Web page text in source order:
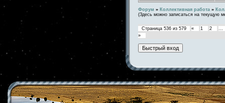
Форум » Коллективная работа »
(Здесь можно записаться на текущую
Страница 536 из 579 « 1 2
…
»